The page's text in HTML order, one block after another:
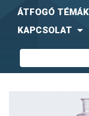
ÁTFOGÓ TÉMÁK
KAPCSOLAT